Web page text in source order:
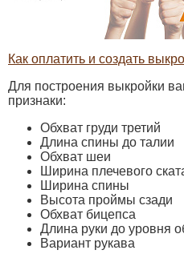
Как оплатить и создать
Для построения выкройки
признаки:
Обхват груди третий
Длина спины до талии
Обхват шеи
Ширина плечевого
Ширина спины
Высота проймы сзади
Обхват бицепса
Длина руки до уровня
Вариант рукава